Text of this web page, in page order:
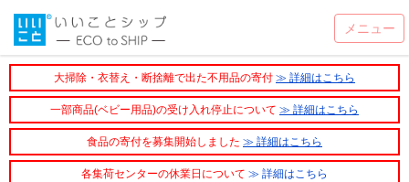
大掃除・衣替え・断捨離で出た不用品の寄付 ≫ 詳細はこちら
一部商品(ベビー用品)の受け入れ停止について ≫ 詳細はこちら
食品の寄付を募集開始しました ≫ 詳細はこちら
各集荷センターの休業日について ≫ 詳細はこちら